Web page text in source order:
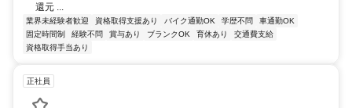
還元 ...
業界未経験者歓迎 資格取得支援あり バイク通勤OK 学歴不問
車通勤OK
固定時間制
経験不問 賞与あり ブランクOK 育休あり
交通費支給
資格取得手当あり
正社員